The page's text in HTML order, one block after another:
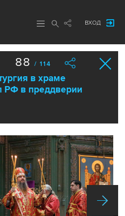
ВХОД
в храме
РФ в преддверии
88 / 114